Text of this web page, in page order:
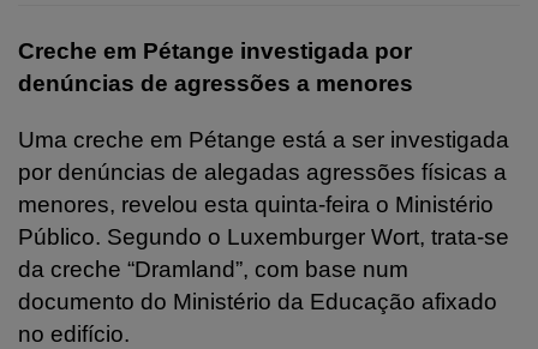
Creche em Pétange investigada por
denúncias de agressões a menores
Uma creche em Pétange está a ser investigada
por denúncias de alegadas agressões físicas a
menores, revelou esta quinta-feira o Ministério
Público. Segundo o Luxemburger Wort, trata-se
da creche “Dramland”, com base num
documento do Ministério da Educação afixado
no edifício.